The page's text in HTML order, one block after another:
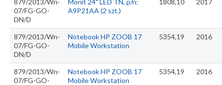
879/2013/Wn-
07/FG-GO-
DN/D
Monit 24" LED TN, p/n:
A9P21AA (2 szt.)
1808,10 2017
879/2013/Wn-
07/FG-GO-
DN/D
Notebook HP ZOOB 17
Mobile Workstation
5354,19 2016
879/2013/Wn-
07/FG-GO-
Notebook HP ZOOB 17
Mobile Workstation
5354,19 2016